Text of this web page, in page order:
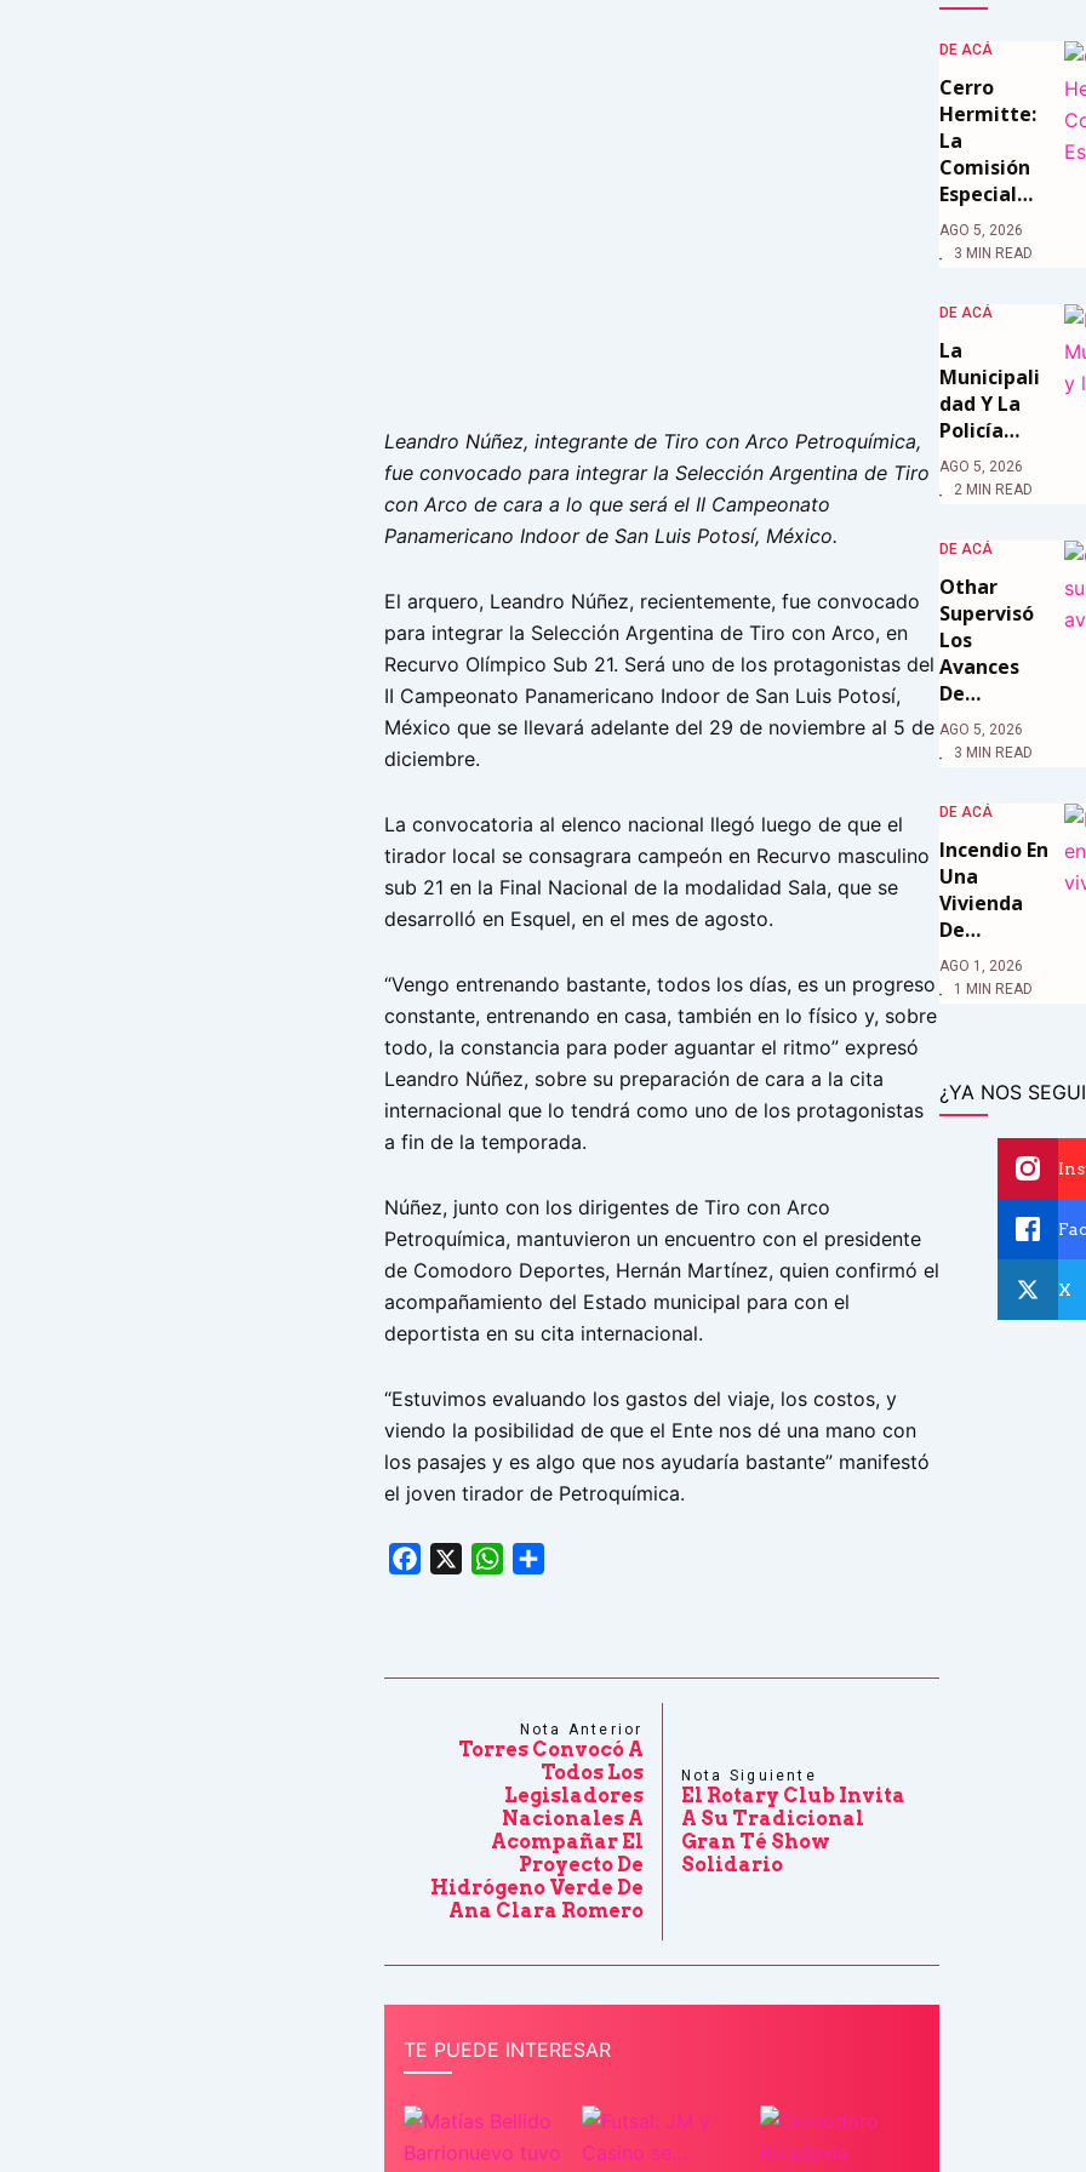
Leandro Núñez, integrante de Tiro con Arco Petroquímica,
fue convocado para integrar la Selección Argentina de Tiro
con Arco de cara a lo que será el II Campeonato
Panamericano Indoor de San Luis Potosí, México.
El arquero, Leandro Núñez, recientemente, fue convocado
para integrar la Selección Argentina de Tiro con Arco, en
Recurvo Olímpico Sub 21. Será uno de los protagonistas del
II Campeonato Panamericano Indoor de San Luis Potosí,
México que se llevará adelante del 29 de noviembre al 5 de
diciembre.
La convocatoria al elenco nacional llegó luego de que el
tirador local se consagrara campeón en Recurvo masculino
sub 21 en la Final Nacional de la modalidad Sala, que se
desarrolló en Esquel, en el mes de agosto.
“Vengo entrenando bastante, todos los días, es un progreso
constante, entrenando en casa, también en lo físico y, sobre
todo, la constancia para poder aguantar el ritmo” expresó
Leandro Núñez, sobre su preparación de cara a la cita
internacional que lo tendrá como uno de los protagonistas
a fin de la temporada.
Núñez, junto con los dirigentes de Tiro con Arco
Petroquímica, mantuvieron un encuentro con el presidente
de Comodoro Deportes, Hernán Martínez, quien confirmó el
acompañamiento del Estado municipal para con el
deportista en su cita internacional.
“Estuvimos evaluando los gastos del viaje, los costos, y
viendo la posibilidad de que el Ente nos dé una mano con
los pasajes y es algo que nos ayudaría bastante” manifestó
el joven tirador de Petroquímica.
Facebook WhatsApp
Nota Anterior
Torres Convocó A
Todos Los
Legisladores
Nacionales A
Acompañar El
Proyecto De
Hidrógeno Verde De
Ana Clara Romero
Nota Siguiente
El Rotary Club Invita
A Su Tradicional
Gran Té Show
Solidario
TE PUEDE INTERESAR
DE ACÁ
Cerro
Hermitte:
La
Comisión
Especial…
AGO 5, 2026
3 MIN READ
DE ACÁ
La
Municipali
Dad Y La
Policía…
AGO 5, 2026
2 MIN READ
DE ACÁ
Othar
Supervisó
Los
Avances
De…
AGO 5, 2026
3 MIN READ
DE ACÁ
Incendio En
Una
Vivienda
De…
AGO 1, 2026
1 MIN READ
¿YA NOS
X